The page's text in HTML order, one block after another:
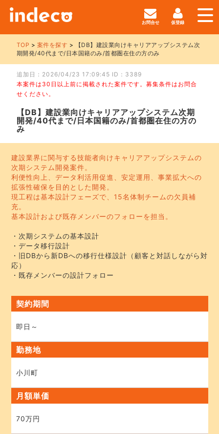
お問合せ 仮登録
TOP 案件を探す
【DB】建設業向けキャリアアップシステム次
期開発/40代まで/日本国籍のみ/首都圏在住の方のみ
追加日：2026/04/23 17:09:45 ID：3389
本案件は30日以上前に掲載された案件です。募集条件はお問合
せください。
【DB】建設業向けキャリアアップシステム次期
開発/40代まで/日本国籍のみ/首都圏在住の方の
み
建設業界に関与する技能者向けキャリアアップシステムの
次期システム開発案件。
利便性向上、データ利活用促進、安定運用、事業拡大への
拡張性確保を目的とした開発。
現工程は基本設計フェーズで、15名体制チームの欠員補
充。
基本設計および既存メンバーのフォローを担当。
・次期システムの基本設計
・データ移行設計
・旧DBから新DBへの移行仕様設計（顧客と対話しながら対
応）
・既存メンバーの設計フォロー
契約期間
即日～
勤務地
小川町
月額単価
70万円